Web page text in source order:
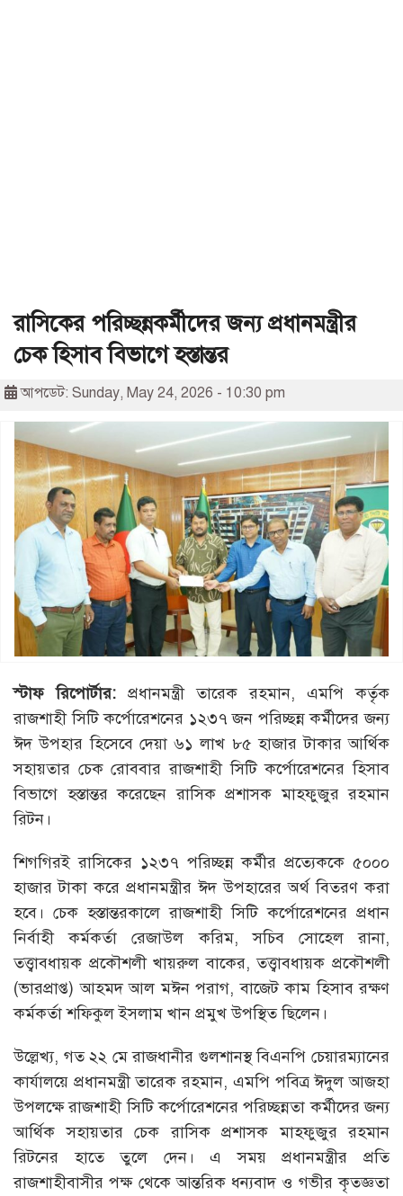
রাসিকের পরিচ্ছন্নকর্মীদের জন্য প্রধানমন্ত্রীর
চেক হিসাব বিভাগে হস্তান্তর
আপডেট: Sunday, May 24, 2026 - 10:30 pm
স্টাফ রিপোর্টার: প্রধানমন্ত্রী তারেক রহমান, এমপি কর্তৃক
রাজশাহী সিটি কর্পোরেশনের ১২৩৭ জন পরিচ্ছন্ন কর্মীদের জন্য
ঈদ উপহার হিসেবে দেয়া ৬১ লাখ ৮৫ হাজার টাকার আর্থিক
সহায়তার চেক রোববার রাজশাহী সিটি কর্পোরেশনের হিসাব
বিভাগে হস্তান্তর করেছেন রাসিক প্রশাসক মাহফুজুর রহমান
রিটন।
শিগগিরই রাসিকের ১২৩৭ পরিচ্ছন্ন কর্মীর প্রত্যেককে ৫০০০
হাজার টাকা করে প্রধানমন্ত্রীর ঈদ উপহারের অর্থ বিতরণ করা
হবে। চেক হস্তান্তরকালে রাজশাহী সিটি কর্পোরেশনের প্রধান
নির্বাহী কর্মকর্তা রেজাউল করিম, সচিব সোহেল রানা,
তত্ত্বাবধায়ক প্রকৌশলী খায়রুল বাকের, তত্ত্বাবধায়ক প্রকৌশলী
(ভারপ্রাপ্ত) আহমদ আল মঈন পরাগ, বাজেট কাম হিসাব রক্ষণ
কর্মকর্তা শফিকুল ইসলাম খান প্রমুখ উপস্থিত ছিলেন।
উল্লেখ্য, গত ২২ মে রাজধানীর গুলশানস্থ বিএনপি চেয়ারম্যানের
কার্যালয়ে প্রধানমন্ত্রী তারেক রহমান, এমপি পবিত্র ঈদুল আজহা
উপলক্ষে রাজশাহী সিটি কর্পোরেশনের পরিচ্ছন্নতা কর্মীদের জন্য
আর্থিক সহায়তার চেক রাসিক প্রশাসক মাহফুজুর রহমান
রিটনের হাতে তুলে দেন। এ সময় প্রধানমন্ত্রীর প্রতি
রাজশাহীবাসীর পক্ষ থেকে আন্তরিক ধন্যবাদ ও গভীর কৃতজ্ঞতা